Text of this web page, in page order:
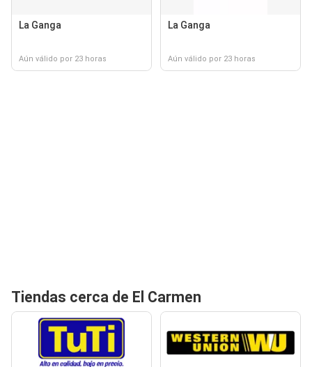
La Ganga
Aún válido por 23 horas
La Ganga
Aún válido por 23 horas
Tiendas cerca de El Carmen